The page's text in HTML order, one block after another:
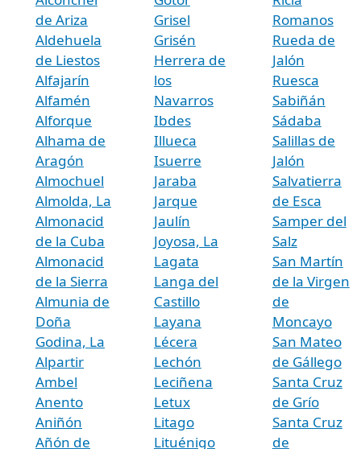
de Ariza
Aldehuela
de Liestos
Alfajarín
Alfamén
Alforque
Alhama de
Aragón
Almochuel
Almolda, La
Almonacid
de la Cuba
Almonacid
de la Sierra
Almunia de
Doña
Godina, La
Alpartir
Ambel
Anento
Aniñón
Añón de
Grisel
Grisén
Herrera de
los
Navarros
Ibdes
Illueca
Isuerre
Jaraba
Jarque
Jaulín
Joyosa, La
Lagata
Langa del
Castillo
Layana
Lécera
Lechón
Leciñena
Letux
Litago
Lituénigo
Romanos
Rueda de
Jalón
Ruesca
Sabiñán
Sádaba
Salillas de
Jalón
Salvatierra
de Esca
Samper del
Salz
San Martín
de la Virgen
de
Moncayo
San Mateo
de Gállego
Santa Cruz
de Grío
Santa Cruz
de